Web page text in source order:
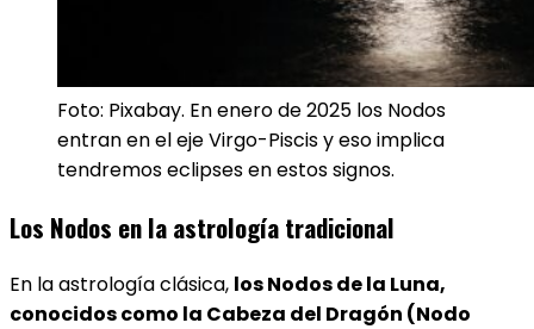
Foto: Pixabay. En enero de 2025 los Nodos
entran en el eje Virgo-Piscis y eso implica
tendremos eclipses en estos signos.
Los Nodos en la astrología tradicional
En la astrología clásica, los Nodos de la Luna,
conocidos como la Cabeza del Dragón (Nodo